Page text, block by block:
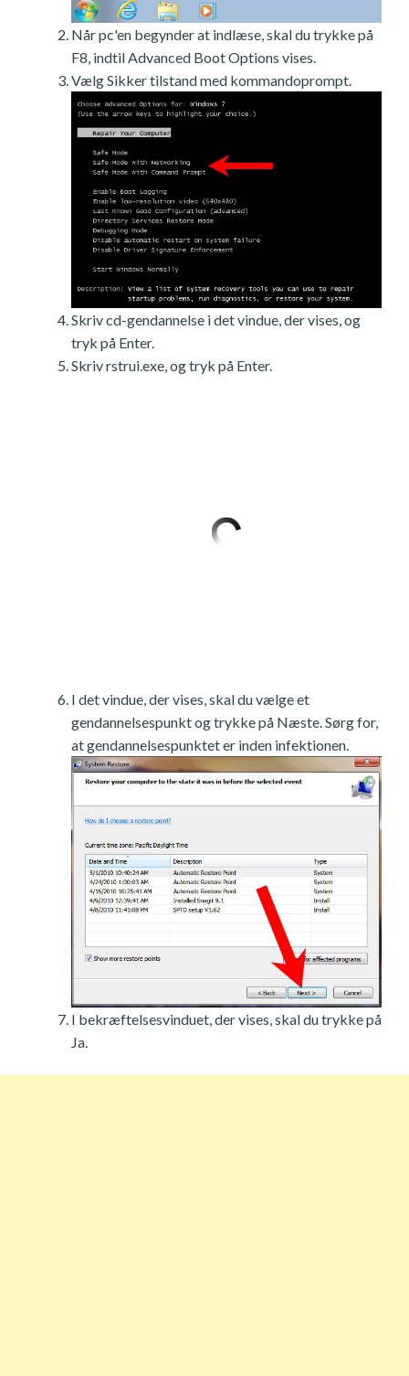
Når pc'en begynder at indlæse, skal du trykke på
F8, indtil Advanced Boot Options vises.
Vælg Sikker tilstand med kommandoprompt.
Skriv cd-gendannelse i det vindue, der vises, og
tryk på Enter.
Skriv rstrui.exe, og tryk på Enter.
I det vindue, der vises, skal du vælge et
gendannelsespunkt og trykke på Næste. Sørg for,
at gendannelsespunktet er inden infektionen.
I bekræftelsesvinduet, der vises, skal du trykke på
Ja.